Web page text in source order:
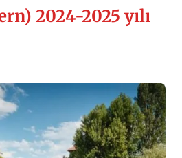
2024-2025 yılı